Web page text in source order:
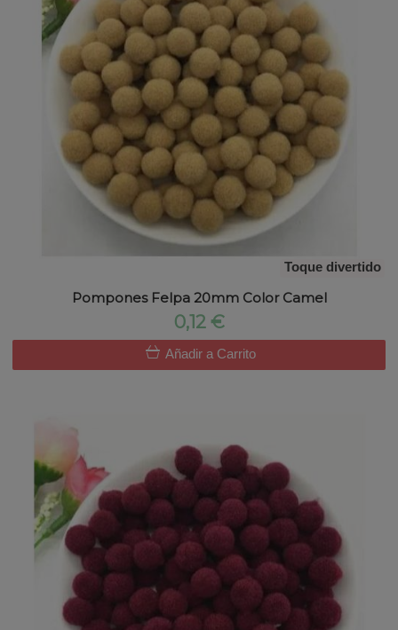
Toque divertido
Pompones Felpa 20mm Color Camel
0,12 €
Añadir a Carrito